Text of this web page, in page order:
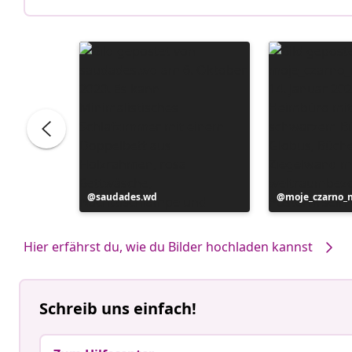
Beitrag
veröffentlicht
saudades.wd
Beitrag
veröffentlicht
Hier erfährst du, wie du Bilder hochladen kannst
Schreib uns einfach!